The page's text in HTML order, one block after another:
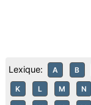
Lexique: A B
K L M N